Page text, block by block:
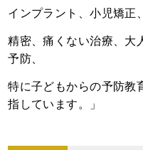
インプラント、小児矯正
精密、痛くない治療、大
予防、
特に子どもからの予防教
指しています。」